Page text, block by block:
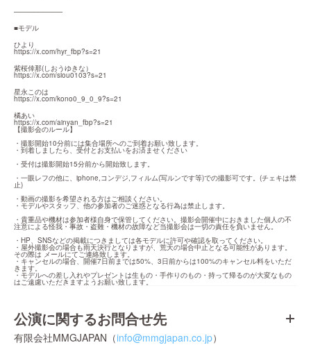
──────────
■モデル
https://x.com/hyr_fbp?s=21
https://x.com/siou0103?s=21
https://x.com/kono0_9_0_9?s=21
https://x.com/ainyan_fbp?s=21
【撮影会のルール】
・撮影開始10分前には集合場所へのご到着お願い致します。
・到着しましたら、受付とお支払いをお済ませください
・受付は撮影開始15分前から開始致します。
・一眼レフの他に、iphone,コンデジ,フィルム(写ルンです等)での撮影可です。(チェキは禁
止)
・動画の撮影を希望される方はご相談ください。
・モデルやスタッフ、他の参加者のご迷惑となる行為は禁止します。
・貴重品や機材は参加者様自身で保管してください。撮影会開催中におきました個人の不
注意による怪我・事故・盗難・機材の故障など当撮影会は一切の責任を負いません。
・HP、SNSなどの掲載につきましては各モデルに許可や確認を取ってください。
・屋外撮影会の場合も雨天決行となりますが、荒天の場合中止となる可能性があります。
その際は メールにてご連絡致します。
・キャンセルの場合、開催7日前までは50%、3日前からは100%のキャンセル料をいただ
きます。
・モデルへの差し入れやプレゼントは生もの・手作りのもの・持って帰るのが大変なもの
はご遠慮いただきますようお願い致します。
公演に関するお問合せ先
有限会社MMGJAPAN（info@mmgjapan.co.jp）